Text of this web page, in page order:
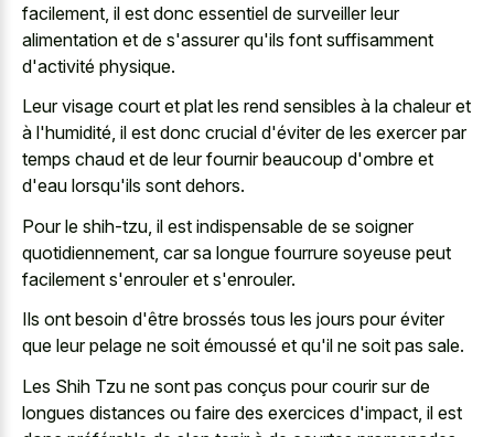
facilement, il est donc essentiel de surveiller leur
alimentation et de s'assurer qu'ils font suffisamment
d'activité physique.
Leur visage court et plat les rend sensibles à la chaleur et
à l'humidité, il est donc crucial d'éviter de les exercer par
temps chaud et de leur fournir beaucoup d'ombre et
d'eau lorsqu'ils sont dehors.
Pour le shih-tzu, il est indispensable de se soigner
quotidiennement, car sa longue fourrure soyeuse peut
facilement s'enrouler et s'enrouler.
Ils ont besoin d'être brossés tous les jours pour éviter
que leur pelage ne soit émoussé et qu'il ne soit pas sale.
Les Shih Tzu ne sont pas conçus pour courir sur de
longues distances ou faire des exercices d'impact, il est